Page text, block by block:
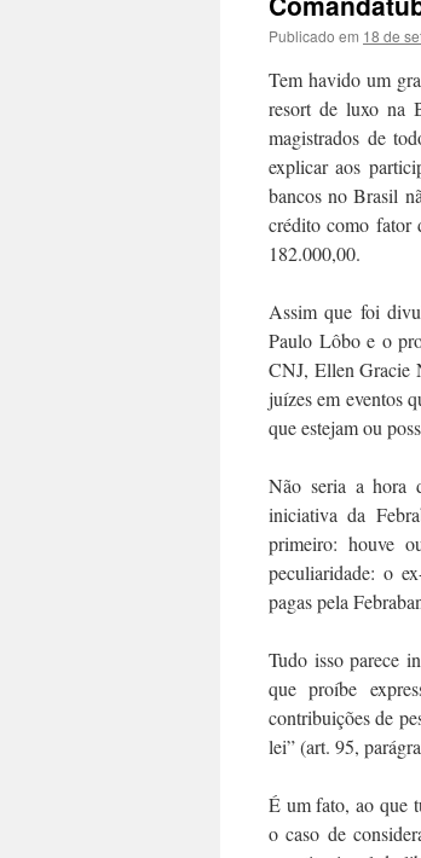
Publicado em 18 de
Tem havido um
resort de luxo na
magistrados de
explicar aos
bancos no Brasil
crédito como fator
182.000,00.
Assim que foi
Paulo Lôbo e o
CNJ, Ellen Gracie
juízes em eventos
que estejam ou
Não seria a hora
iniciativa da
primeiro: houve
peculiaridade: o
pagas pela
Tudo isso parece
que proíbe
contribuições de
lei” (art. 95,
É um fato, ao que
o caso de